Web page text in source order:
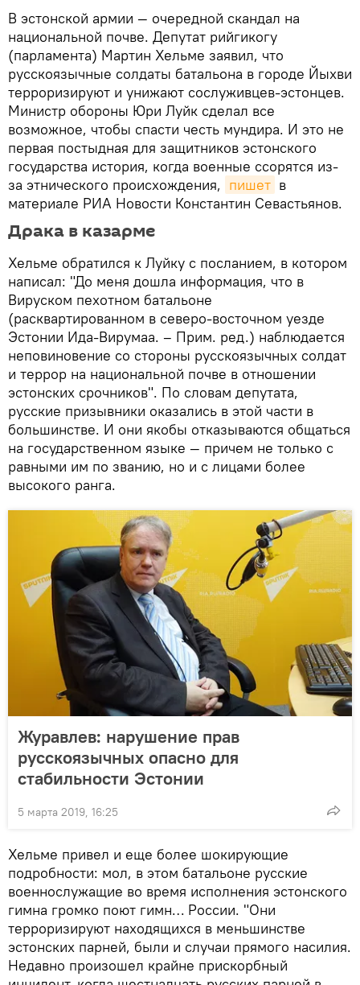
В эстонской армии — очередной скандал на
национальной почве. Депутат рийгикогу
(парламента) Мартин Хельме заявил, что
русскоязычные солдаты батальона в городе Йыхви
терроризируют и унижают сослуживцев-эстонцев.
Министр обороны Юри Луйк сделал все
возможное, чтобы спасти честь мундира. И это не
первая постыдная для защитников эстонского
государства история, когда военные ссорятся из-
за этнического происхождения, пишет в
материале РИА Новости Константин Севастьянов.
Драка в казарме
Хельме обратился к Луйку с посланием, в котором
написал: "До меня дошла информация, что в
Вируском пехотном батальоне
(расквартированном в северо-восточном уезде
Эстонии Ида-Вирумаа. – Прим. ред.) наблюдается
неповиновение со стороны русскоязычных солдат
и террор на национальной почве в отношении
эстонских срочников". По словам депутата,
русские призывники оказались в этой части в
большинстве. И они якобы отказываются общаться
на государственном языке — причем не только с
равными им по званию, но и с лицами более
высокого ранга.
Журавлев: нарушение прав
русскоязычных опасно для
стабильности Эстонии
5 марта 2019, 16:25
Хельме привел и еще более шокирующие
подробности: мол, в этом батальоне русские
военнослужащие во время исполнения эстонского
гимна громко поют гимн… России. "Они
терроризируют находящихся в меньшинстве
эстонских парней, были и случаи прямого насилия.
Недавно произошел крайне прискорбный